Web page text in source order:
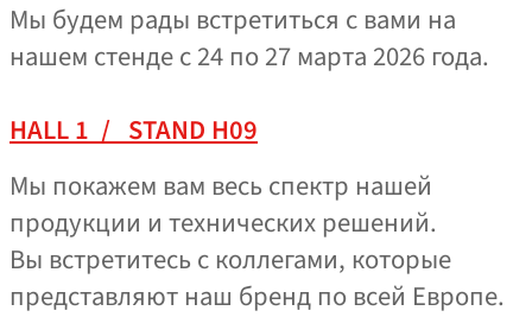
Мы будем рады встретиться с вами на
нашем стенде с 24 по 27 марта 2026 года.
HALL 1 / STAND H09
Мы покажем вам весь спектр нашей
продукции и технических решений.
Вы встретитесь с коллегами, которые
представляют наш бренд по всей Европе.